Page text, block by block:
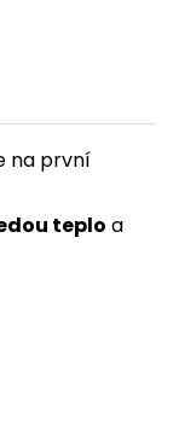
na první
teplo a